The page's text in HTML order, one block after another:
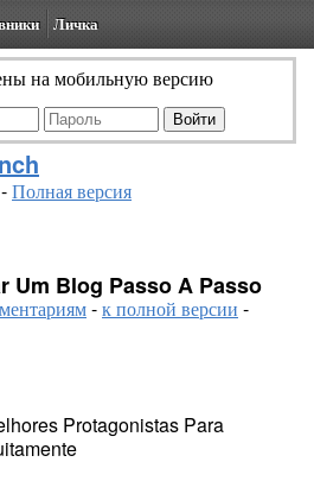
Личка
на мобильную версию
-Полная версия
Um Blog Passo A Passo
-к полной версии -
Protagonistas Para